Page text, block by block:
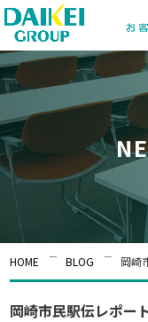
HOME BLOG 岡崎
岡崎市民駅伝レポー